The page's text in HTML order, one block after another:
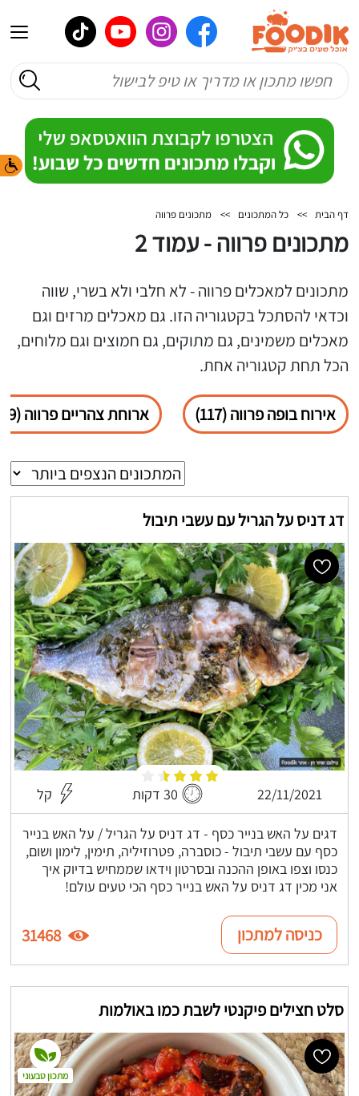
דף הבית >> כל המתכונים >> מתכונים פרווה
מתכונים פרווה - עמוד 2
מתכונים למאכלים פרווה - לא חלבי ולא בשרי, שווה
וכדאי להסתכל בקטגוריה הזו. גם מאכלים מרזים וגם
מאכלים משמינים, גם מתוקים, גם חמוצים וגם מלוחים,
הכל תחת קטגוריה אחת.
אירוח בופה פרווה (117) ארוחת צהריים פרווה (69)
דג דניס על הגריל עם עשבי תיבול
22/11/2021 30 דקות קל
דגים על האש בנייר כסף - דג דניס על הגריל / על האש בנייר
כסף עם עשבי תיבול - כוסברה, פטרוזיליה, תימין, לימון ושום,
כנסו וצפו באופן ההכנה ובסרטון וידאו שממחיש בדיוק איך
אני מכין דג דניס על האש בנייר כסף הכי טעים עולם!
כניסה למתכון 31468
סלט חצילים פיקנטי לשבת כמו באולמות
מתכון טבעוני